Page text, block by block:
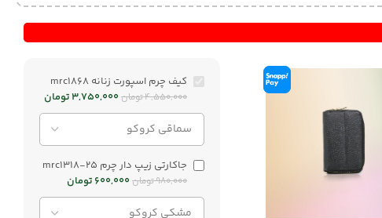
کیف چرم اسپورت زنانه mrc1868
4,550,000تومان3,750,000تومان
جاکارتی زیپ دار چرم mrc1318-25
980,000تومان600,000 تومان